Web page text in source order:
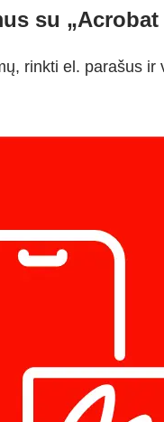
su
rinkti el. parašus ir